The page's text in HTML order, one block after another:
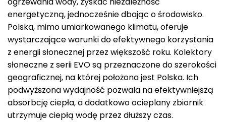
energetyczną, jednocześnie dbając o środowisko.
Polska, mimo umiarkowanego klimatu, oferuje
wystarczające warunki do efektywnego korzystania
z energii słonecznej przez większość roku. Kolektory
słoneczne z serii EVO są przeznaczone do szerokości
geograficznej, na której położona jest Polska. Ich
podwyższona wydajność pozwala na efektywniejszą
absorbcję ciepła, a dodatkowo ocieplany zbiornik
utrzymuje ciepłą wodę przez dłuższy czas.